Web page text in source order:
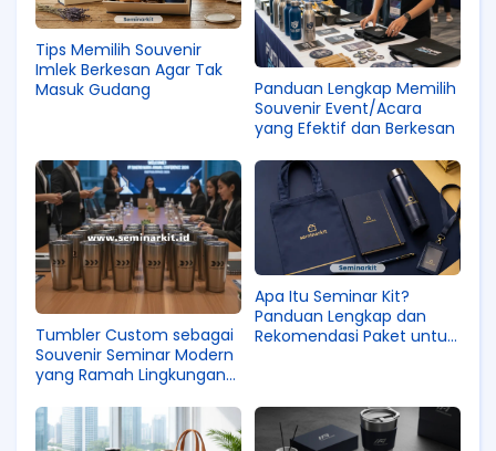
Tips Memilih Souvenir
Imlek Berkesan Agar Tak
Masuk Gudang
Panduan Lengkap Memilih
Souvenir Event/Acara
yang Efektif dan Berkesan
Tumbler Custom sebagai
Souvenir Seminar Modern
yang Ramah Lingkungan
Apa Itu Seminar Kit?
Panduan Lengkap dan
Rekomendasi Paket untuk